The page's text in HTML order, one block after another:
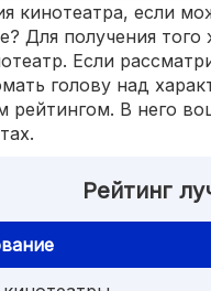
кинотеатра, если
Для получения того
Если
голову над
рейтингом. В него
Рейтинг